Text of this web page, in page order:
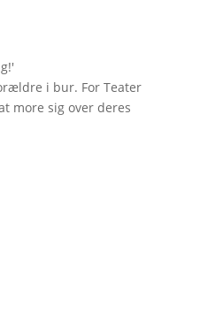
'
i bur. For Teater
more sig over deres